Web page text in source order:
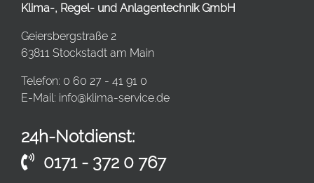
Klima-, Regel- und Anlagentechnik GmbH
Geiersbergstraße 2
63811 Stockstadt am Main
Telefon: 0 60 27 - 41 91 0
E-Mail: info@klima-service.de
24h-Notdienst:
0171 - 372 0 767